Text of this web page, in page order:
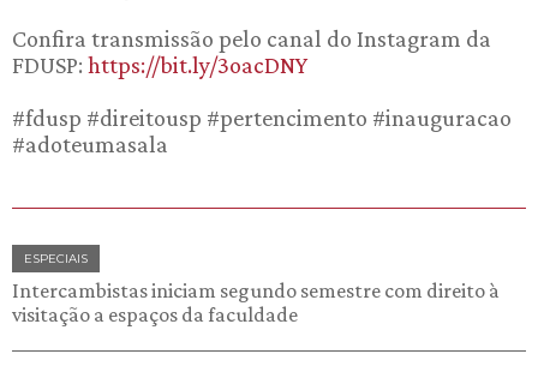
Confira transmissão pelo canal do Instagram da
FDUSP: https://bit.ly/3oacDNY
#fdusp #direitousp #pertencimento #inauguracao
#adoteumasala
ESPECIAIS
Intercambistas iniciam segundo semestre com direito à
visitação a espaços da faculdade